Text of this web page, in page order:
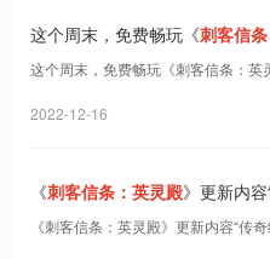
这个周末，免费畅玩《刺客信
这个周末，免费畅玩《刺客信条：英
2022-12-16
《刺客信条：英灵殿》更新内
《刺客信条：英灵殿》更新内容“传